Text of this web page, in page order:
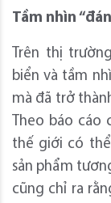
Tầm nhìn
Trên thị
biển và tầm
mà đã trở
Theo báo cáo
thế giới có
sản phẩm
cũng chỉ ra